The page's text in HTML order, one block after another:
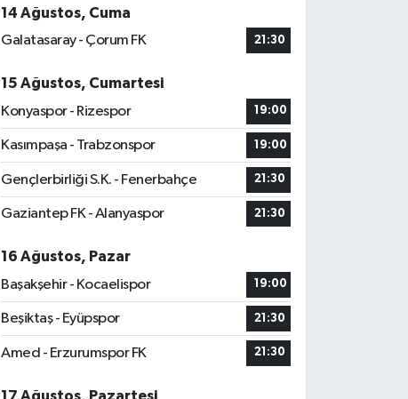
14 Ağustos, Cuma
Galatasaray - Çorum FK
21:30
15 Ağustos, Cumartesi
Konyaspor - Rizespor
19:00
Kasımpaşa - Trabzonspor 19:00
Gençlerbirliği S.K. - Fenerbahçe 21:30
Gaziantep FK - Alanyaspor 21:30
16 Ağustos, Pazar
Başakşehir - Kocaelispor
19:00
Beşiktaş - Eyüpspor 21:30
Amed - Erzurumspor FK 21:30
17 Ağustos, Pazartesi